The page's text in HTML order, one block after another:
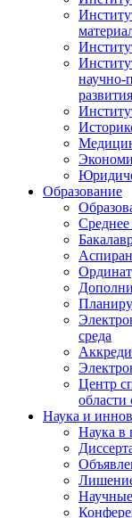
научно-
Образование
Среднее
среда
Центр
области
Наука и
Наука в